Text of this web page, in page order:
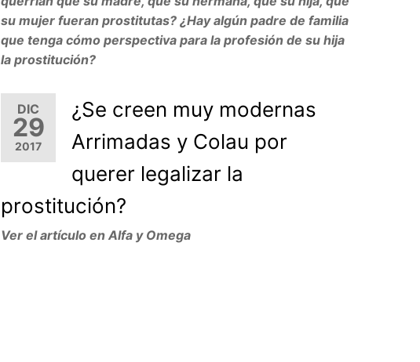
su mujer fueran prostitutas? ¿Hay algún padre de familia
que tenga cómo perspectiva para la profesión de su hija
la prostitución?
DIC
29
2017
¿Se creen muy modernas
Arrimadas y Colau por
querer legalizar la
prostitución?
Ver el artículo en Alfa y Omega